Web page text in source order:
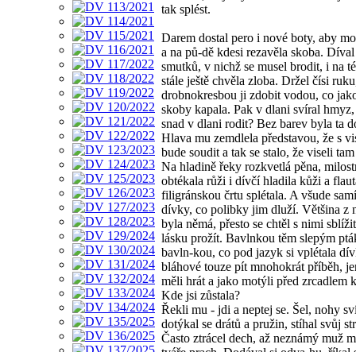
tak splést.
Darem dostal pero i nové boty, aby
a na pů-dě kdesi rezavěla skoba.
smutků, v nichž se musel brodit, i na
stále ještě chvěla zloba. Držel čísi
drobnokresbou ji zdobit vodou, co
skoby kapala. Pak v dlani svíral
snad v dlani rodit? Bez barev byla ta
Hlava mu zemdlela představou, že s
bude soudit a tak se stalo, že viseli
Na hladině řeky rozkvetlá pěna,
obtékala růži i dívčí hladila kůži a
filigránskou črtu splétala. A všude
dívky, co polibky jim dluží. Většina z
byla němá, přesto se chtěl s nimi
lásku prožít. Bavlnkou těm slepým
bavln-kou, co pod jazyk si vplétala
bláhové touze pít mnohokrát příběh,
měli hrát a jako motýli před zrcadlem
Kde jsi zůstala?
Řekli mu - jdi a neptej se. Šel, nohy
dotýkal se drátů a pružin, stíhal svůj
Často ztrácel dech, až neznámý muž